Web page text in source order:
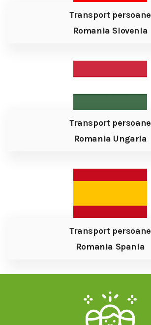
Transport persoane
Romania Slovenia
Transport persoane
Romania Ungaria
Transport persoane
Romania Spania